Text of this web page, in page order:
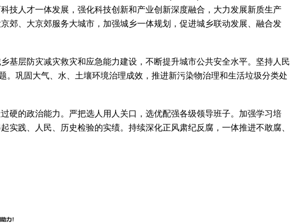
技人才一体发展，强化科技创新和产业创新深度融合，大力发展新质生产
郊、大京郊服务大城市，加强城乡一体规划，促进城乡联动发展、融合发
基层防灾减灾救灾和应急能力建设，不断提升城市公共安全水平。坚持人民
巩固大气、水、土壤环境治理成效，推进新污染物治理和生活垃圾分类处
硬的政治能力。严把选人用人关口，选优配强各级领导班子。加强学习培
践、人民、历史检验的实绩。持续深化正风肃纪反腐，一体推进不敢腐、